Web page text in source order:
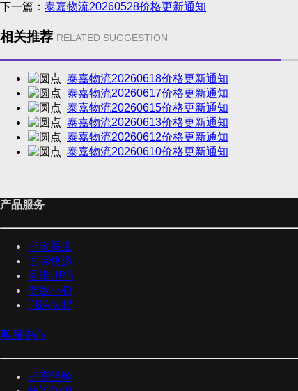
下一篇： 泰嘉物流20260528价格更新通知
相关推荐 RELATED SUGGESTION
泰嘉物流20260618价格更新通知
泰嘉物流20260617价格更新通知
泰嘉物流20260615价格更新通知
泰嘉物流20260613价格更新通知
泰嘉物流20260612价格更新通知
泰嘉物流20260610价格更新通知
产品服务
邮政渠道
国际快递
香港UPS
专线小包
FBA头程
客服中心
邮寄经验